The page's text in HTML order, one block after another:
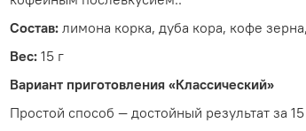
Состав: лимона корка, дуба кора, кофе
Вес: 15 г
Вариант приготовления «Классический»
Простой способ — достойный результат за